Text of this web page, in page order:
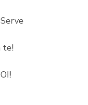
te!